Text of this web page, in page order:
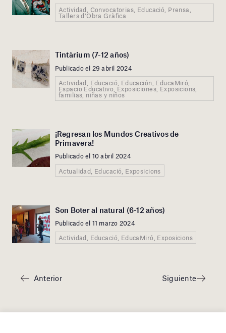
Actividad, Convocatorias, Educació, Prensa,
Tallers d’Obra Gràfica
Tintàrium (7-12 años)
Publicado el 29 abril 2024
Actividad, Educació, Educación, EducaMiró,
Espacio Educativo, Exposiciones, Exposicions,
familias, niñas y niños
¡Regresan los Mundos Creativos de
Primavera!
Publicado el 10 abril 2024
Actualidad, Educació, Exposicions
Son Boter al natural (6-12 años)
Publicado el 11 marzo 2024
Actividad, Educació, EducaMiró, Exposicions
Anterior Siguiente